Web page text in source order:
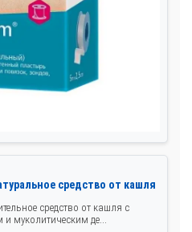
средство от кашля
средство от кашля с
де...